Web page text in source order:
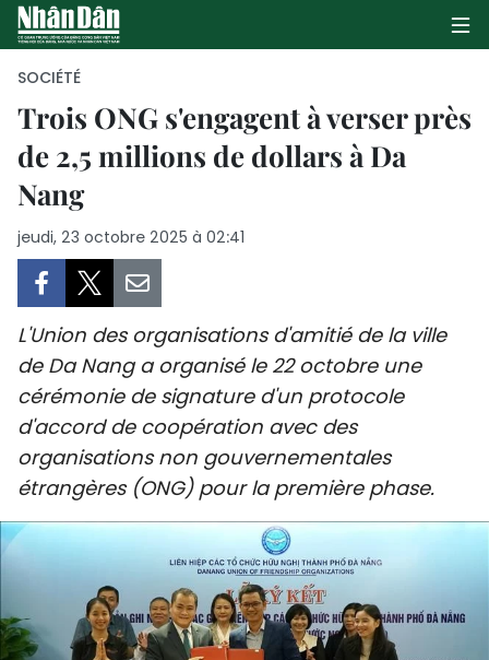
PAGE D'ACCUEIL
CULTURE
TOURISME
ENVIRONNEMENT
SPORT
FRANCOPHONIE
PAYS NATAL
SOCIÉTÉ
Trois ONG s'engagent à verser près
de 2,5 millions de dollars à Da
Nang
jeudi, 23 octobre 2025 à 02:41
L'Union des organisations d'amitié de la ville
de Da Nang a organisé le 22 octobre une
cérémonie de signature d'un protocole
d'accord de coopération avec des
organisations non gouvernementales
étrangères (ONG) pour la première phase.